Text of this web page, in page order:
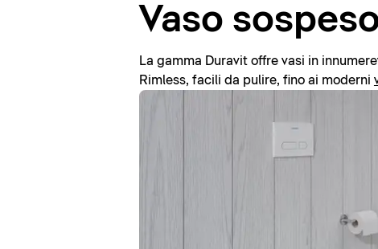
Vaso
La gamma Duravit offre vasi in
Rimless, facili da pulire, fino ai moderni